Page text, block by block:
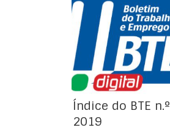
Índice da
Organizações do
Trabalho e Emprego
Índice do BTE
2019